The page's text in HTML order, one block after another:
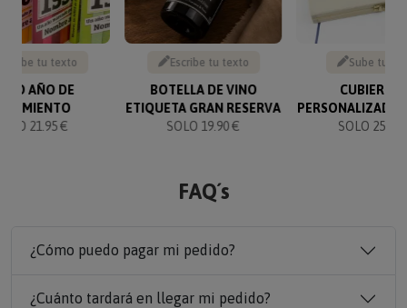
tu texto
AÑO DE
21.95 €
Escribe tu texto
BOTELLA DE VINO
ETIQUETA GRAN RESERVA
SOLO 19.90 €
Sube tu
SOLO 25.90
FAQ´s
¿Cómo puedo pagar mi pedido?
¿Cuánto tardará en llegar mi pedido?